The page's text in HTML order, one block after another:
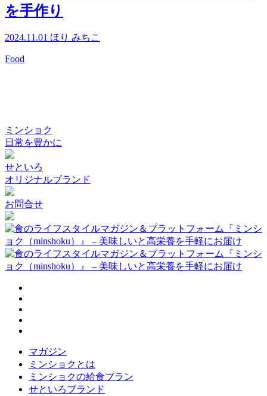
を手作り
2024.11.01 ほり みちこ
Food
ミンショク
日常を豊かに
せといろ
オリジナルブランド
お問合せ
マガジン
ミンショクとは
ミンショクの給食プラン
せといろブランド